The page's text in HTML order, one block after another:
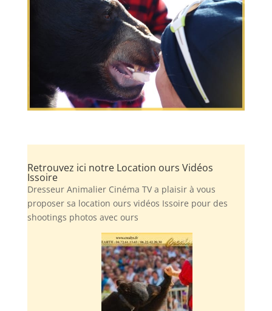
Retrouvez ici notre Location ours Vidéos
Issoire
Dresseur Animalier Cinéma TV a plaisir à vous
proposer sa location ours vidéos Issoire pour des
shootings photos avec ours